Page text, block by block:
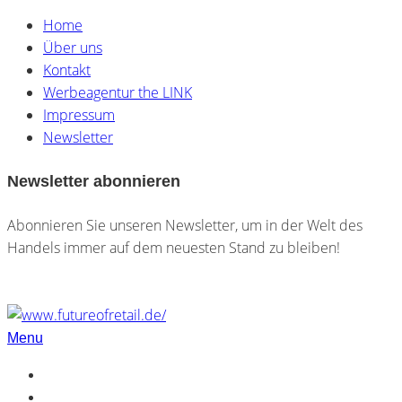
Home
Über uns
Kontakt
Werbeagentur the LINK
Impressum
Newsletter
Newsletter abonnieren
Abonnieren Sie unseren Newsletter, um in der Welt des
Handels immer auf dem neuesten Stand zu bleiben!
Menu